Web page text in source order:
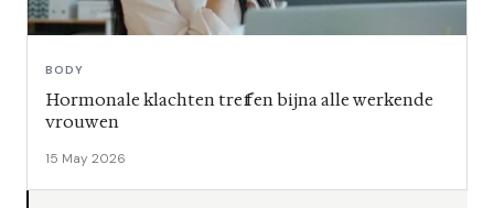
BODY
Hormonale klachten treffen bijna alle werkende
vrouwen
15 May 2026